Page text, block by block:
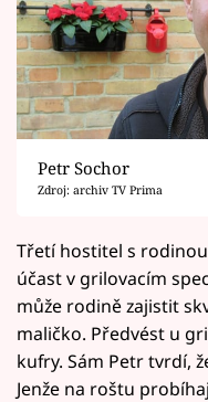
Petr Sochor
Zdroj: archiv TV Prima
Třetí hostitel s
účast v grilovacím
může rodině zajistit
maličko. Předvést u
kufry. Sám Petr tvrdí,
Jenže na roštu